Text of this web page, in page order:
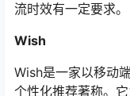
流时效有一定要求。
Wish
Wish是一家以移动
个性化推荐著称。